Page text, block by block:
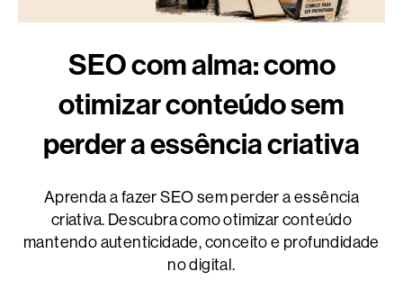
SEO com alma: como
otimizar conteúdo sem
perder a essência criativa
Aprenda a fazer SEO sem perder a essência
criativa. Descubra como otimizar conteúdo
mantendo autenticidade, conceito e profundidade
no digital.